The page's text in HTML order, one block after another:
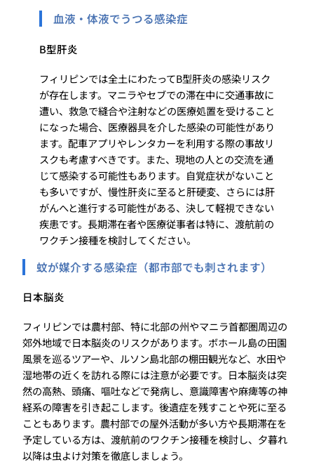
血液・体液でうつる感染症
B型肝炎
フィリピンでは全土にわたってB型肝炎の感染リスク
が存在します。マニラやセブでの滞在中に交通事故に
遭い、救急で縫合や注射などの医療処置を受けること
になった場合、医療器具を介した感染の可能性があり
ます。配車アプリやレンタカーを利用する際の事故リ
スクも考慮すべきです。また、現地の人との交流を通
じて感染する可能性もあります。自覚症状がないこと
も多いですが、慢性肝炎に至ると肝硬変、さらには肝
がんへと進行する可能性がある、決して軽視できない
疾患です。長期滞在者や医療従事者は特に、渡航前の
ワクチン接種を検討してください。
蚊が媒介する感染症（都市部でも刺されます）
日本脳炎
フィリピンでは農村部、特に北部の州やマニラ首都圏周辺の
郊外地域で日本脳炎のリスクがあります。ボホール島の田園
風景を巡るツアーや、ルソン島北部の棚田観光など、水田や
湿地帯の近くを訪れる際には注意が必要です。日本脳炎は突
然の高熱、頭痛、嘔吐などで発病し、意識障害や麻痺等の神
経系の障害を引き起こします。後遺症を残すことや死に至る
こともあります。農村部での屋外活動が多い方や長期滞在を
予定している方は、渡航前のワクチン接種を検討し、夕暮れ
以降は虫よけ対策を徹底しましょう。